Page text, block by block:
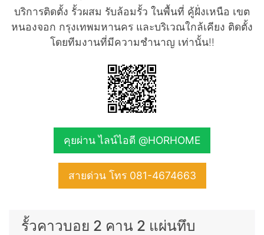
บริการติดตั้ง รั้วผสม รับล้อมรั้ว ในพื้นที่ คู้ฝั่งเหนือ เขต
หนองจอก กรุงเทพมหานคร และบริเวณใกล้เคียง ติดตั้ง
โดยทีมงานที่มีความชำนาญ เท่านั้น!!
คุยผ่าน ไลน์ไอดี @HORHOME
สายด่วน โทร 081-4674663
รั้วคาวบอย 2 คาน 2 แผ่นทึบ